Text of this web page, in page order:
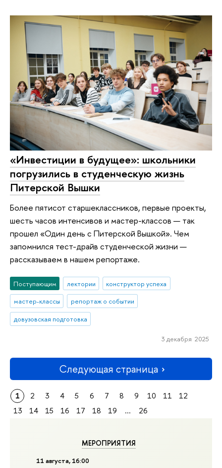
МЕРОПРИЯТИЯ
11 августа, 16:00
«Инвестиции в будущее»: школьники
погрузились в студенческую жизнь
Питерской Вышки
Более пятисот старшеклассников, первые проекты,
шесть часов интенсивов и мастер-классов — так
прошел «Один день с Питерской Вышкой». Чем
запомнился тест-драйв студенческой жизни —
рассказываем в нашем репортаже.
Поступающим лектории
конструктор успеха
мастер-классы
репортаж о событии
довузовская подготовка
3 декабря 2025
Следующая страница
1 2 3 4 5 6 7 8 9 10 11
12
13
14 15 16 17 18 19 ... 26